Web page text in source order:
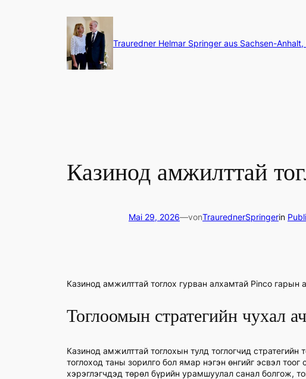
Trauredner Helmar Springer aus Sachsen-
Казинод амжилттай
Mai 29, 2026—vonTraurednerSpringerin
Казинод амжилттай тоглох гурван алхамтай Pinco гарын
Тоглоомын стратегийн чухал
Казинод амжилттай тоглохын тулд тоглогчид
тоглоход таны зорилго бол ямар нэгэн өнгийг эсвэл
хэрэглэгчдэд төрөл бүрийн урамшуулал санал болгож,